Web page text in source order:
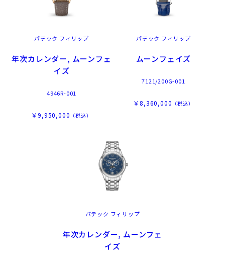
パテック フィリップ
年次カレンダー, ムーンフェ
イズ
4946R-001
￥9,950,000 （税込）
パテック フィリップ
ムーンフェイズ
7121/200G-001
￥8,360,000 （税込）
パテック フィリップ
年次カレンダー, ムーンフェ
イズ